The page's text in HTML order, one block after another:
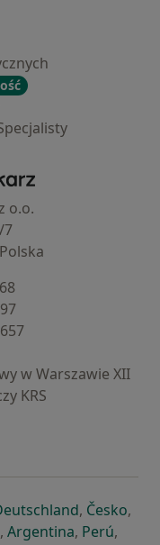
- Strona główna
o.o.
7
w Warszawie XII
KRS
karcie
w nowej karcie
się w nowej
otwiera się
, Česko,
nowej karcie
się w nowej karcie
otwiera się w nowej
, Argentinaotwiera się
, Perú,